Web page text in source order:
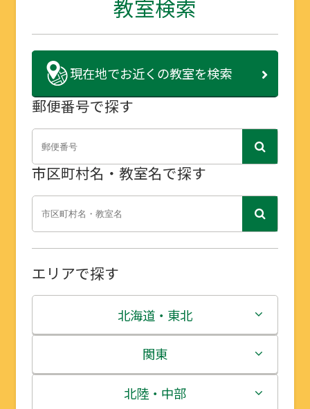
教室検索
現在地でお近くの教室を検索
郵便番号で探す
市区町村名・教室名で探す
エリアで探す
北海道・東北
北海道
青森県
関東
茨城県
北陸・中部